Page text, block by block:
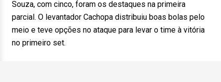
Souza, com cinco, foram os destaques na primeira
parcial. O levantador Cachopa distribuiu boas bolas pelo
meio e teve opções no ataque para levar o time à vitória
no primeiro set.